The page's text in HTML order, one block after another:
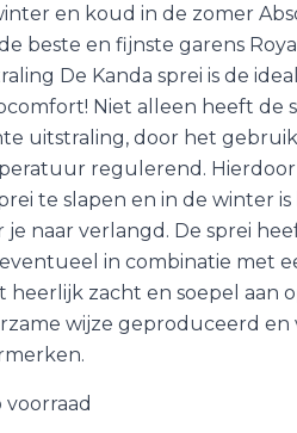
en koud in de zomer
beste en fijnste garens
De Kanda sprei is de
Niet alleen heeft de
uitstraling, door het
regulerend.
te slapen en in de winter
je naar verlangd. De sprei
in combinatie met
heerlijk zacht en soepel aan
wijze geproduceerd en
voorraad